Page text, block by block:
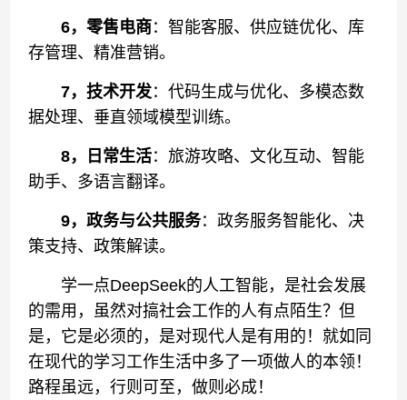
6，零售电商：智能客服、供应链优化、库
存管理、精准营销。
7，技术开发：代码生成与优化、多模态数
据处理、垂直领域模型训练。
8，日常生活：旅游攻略、文化互动、智能
助手、多语言翻译。
9，政务与公共服务：政务服务智能化、决
策支持、政策解读。
学一点DeepSeek的人工智能，是社会发展
的需用，虽然对搞社会工作的人有点陌生？但
是，它是必须的，是对现代人是有用的！就如同
在现代的学习工作生活中多了一项做人的本领！
路程虽远，行则可至，做则必成！